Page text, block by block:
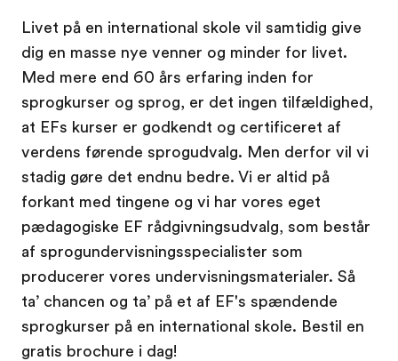
Livet på en international skole vil samtidig give
dig en masse nye venner og minder for livet.
Med mere end 60 års erfaring inden for
sprogkurser og sprog, er det ingen tilfældighed,
at EFs kurser er godkendt og certificeret af
verdens førende sprogudvalg. Men derfor vil vi
stadig gøre det endnu bedre. Vi er altid på
forkant med tingene og vi har vores eget
pædagogiske EF rådgivningsudvalg, som består
af sprogundervisningsspecialister som
producerer vores undervisningsmaterialer. Så
ta’ chancen og ta’ på et af EF's spændende
sprogkurser på en international skole. Bestil en
gratis brochure i dag!